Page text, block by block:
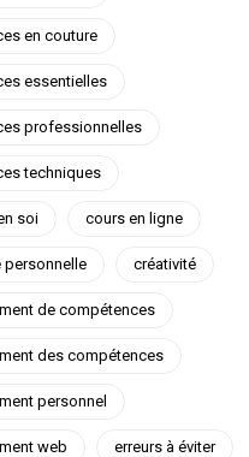
en couture
essentielles
professionnelles
techniques
soi cours en ligne
personnelle créativité
de compétences
des compétences
personnel
web erreurs à éviter